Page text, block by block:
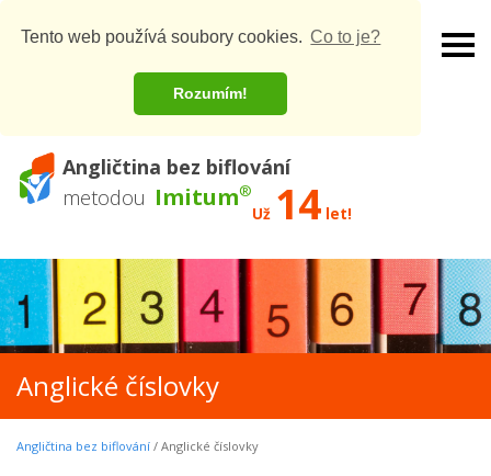
Tento web používá soubory cookies. Co to je?
Rozumím!
Angličtina bez biflování
metodou Imitum®
Už 14 let!
Anglické číslovky
Angličtina bez biflování / Anglické číslovky